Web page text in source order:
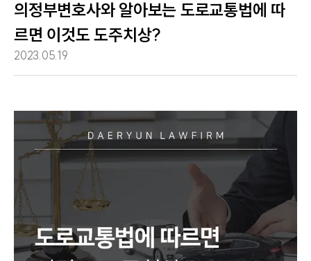
의정부변호사와 알아보는 도로교통법에 따
르면 이것도 도주치상?
2023.05.19